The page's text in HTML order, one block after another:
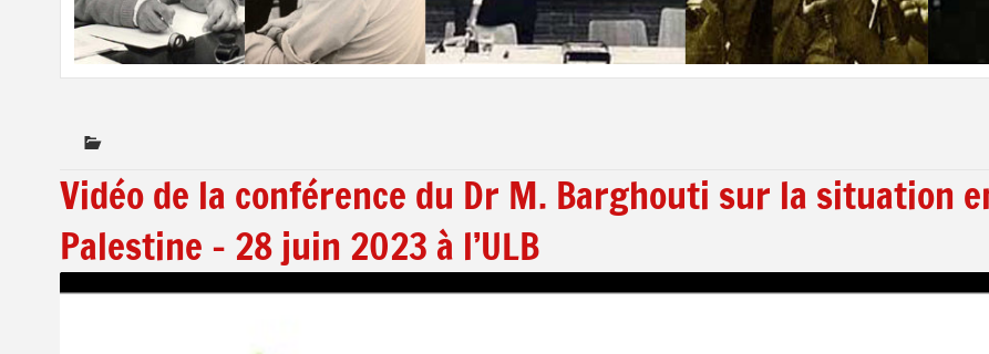
Vidéo de la conférence du Dr M. Barghouti sur la situation
Palestine – 28 juin 2023 à l’ULB